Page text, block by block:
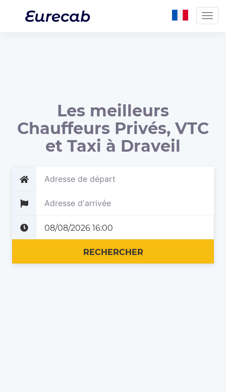
Les meilleurs
Chauffeurs Privés, VTC
et Taxi à Draveil
RECHERCHER